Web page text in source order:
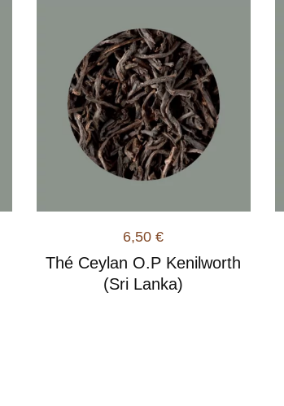
Thé Ceylan O.P Kenilworth
(Sri Lanka)
6,50€